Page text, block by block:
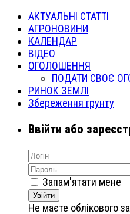
АКТУАЛЬНІ СТАТТІ
АГРОНОВИНИ
КАЛЕНДАР
ВІДЕО
ОГОЛОШЕННЯ
ПОДАТИ СВОЄ
РИНОК ЗЕМЛІ
Збереження грунту
Ввійти або
Запам'ятати мене
Увійти
Не маєте облікового